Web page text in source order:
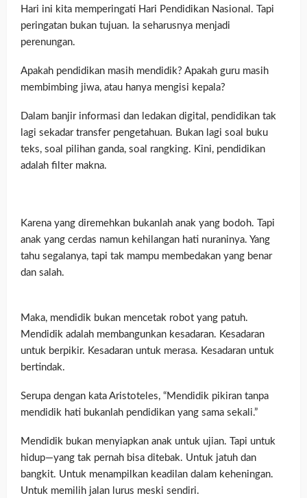
Hari ini kita memperingati Hari Pendidikan Nasional. Tapi
peringatan bukan tujuan. Ia seharusnya menjadi
perenungan.
Apakah pendidikan masih mendidik? Apakah guru masih
membimbing jiwa, atau hanya mengisi kepala?
Dalam banjir informasi dan ledakan digital, pendidikan tak
lagi sekadar transfer pengetahuan. Bukan lagi soal buku
teks, soal pilihan ganda, soal rangking. Kini, pendidikan
adalah filter makna.
Karena yang diremehkan bukanlah anak yang bodoh. Tapi
anak yang cerdas namun kehilangan hati nuraninya. Yang
tahu segalanya, tapi tak mampu membedakan yang benar
dan salah.
Maka, mendidik bukan mencetak robot yang patuh.
Mendidik adalah membangunkan kesadaran. Kesadaran
untuk berpikir. Kesadaran untuk merasa. Kesadaran untuk
bertindak.
Serupa dengan kata Aristoteles, “Mendidik pikiran tanpa
mendidik hati bukanlah pendidikan yang sama sekali.”
Mendidik bukan menyiapkan anak untuk ujian. Tapi untuk
hidup—yang tak pernah bisa ditebak. Untuk jatuh dan
bangkit. Untuk menampilkan keadilan dalam keheningan.
Untuk memilih jalan lurus meski sendiri.